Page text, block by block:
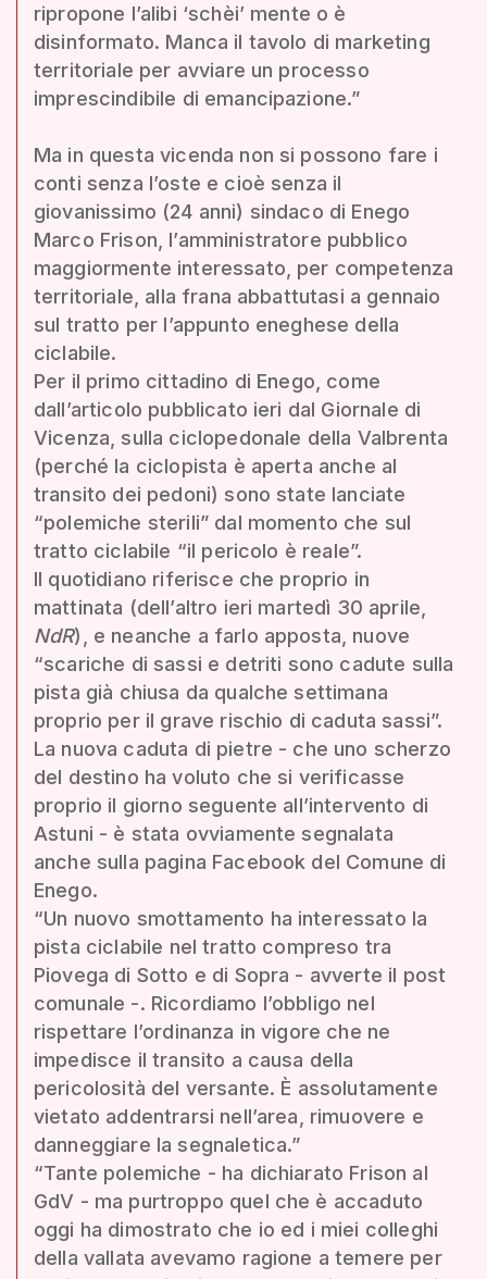
ripropone l’alibi ‘schèi’ mente o è
disinformato. Manca il tavolo di marketing
territoriale per avviare un processo
imprescindibile di emancipazione.”
Ma in questa vicenda non si possono fare i
conti senza l’oste e cioè senza il
giovanissimo (24 anni) sindaco di Enego
Marco Frison, l’amministratore pubblico
maggiormente interessato, per competenza
territoriale, alla frana abbattutasi a gennaio
sul tratto per l’appunto eneghese della
ciclabile.
Per il primo cittadino di Enego, come
dall’articolo pubblicato ieri dal Giornale di
Vicenza, sulla ciclopedonale della Valbrenta
(perché la ciclopista è aperta anche al
transito dei pedoni) sono state lanciate
“polemiche sterili” dal momento che sul
tratto ciclabile “il pericolo è reale”.
Il quotidiano riferisce che proprio in
mattinata (dell’altro ieri martedì 30 aprile,
NdR), e neanche a farlo apposta, nuove
“scariche di sassi e detriti sono cadute sulla
pista già chiusa da qualche settimana
proprio per il grave rischio di caduta sassi”.
La nuova caduta di pietre - che uno scherzo
del destino ha voluto che si verificasse
proprio il giorno seguente all’intervento di
Astuni - è stata ovviamente segnalata
anche sulla pagina Facebook del Comune di
Enego.
“Un nuovo smottamento ha interessato la
pista ciclabile nel tratto compreso tra
Piovega di Sotto e di Sopra - avverte il post
comunale -. Ricordiamo l’obbligo nel
rispettare l’ordinanza in vigore che ne
impedisce il transito a causa della
pericolosità del versante. È assolutamente
vietato addentrarsi nell’area, rimuovere e
danneggiare la segnaletica.”
“Tante polemiche - ha dichiarato Frison al
GdV - ma purtroppo quel che è accaduto
oggi ha dimostrato che io ed i miei colleghi
della vallata avevamo ragione a temere per